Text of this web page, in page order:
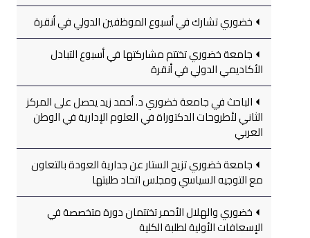
خضوري تشارك في أسبوع الموظفين الدولي في أنقرة
جامعة خضوري تختتم مشاركتها في أسبوع التبادل
الأكاديمي الدولي في أنقرة
الباحث في جامعة خضوري د. أحمد زيد يحصل على المركز
الثاني لأطروحات الدكتوراة في العلوم الإدارية في الوطن
العربي
جامعة خضوري تزيح الستار عن جدارية العودة بالتعاون
مع التوجيه السياسي ومجلس اتحاد طلبتها
خضوري والهلال الأحمر تختتمان دورة متخصصة في
الإسعافات الأولية لطلبة الكلية